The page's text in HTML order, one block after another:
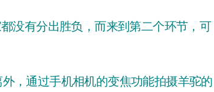
通过手机相机的变焦功能拍摄羊驼的